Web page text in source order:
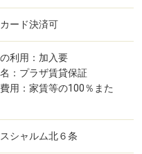
ード決済可
利用：加入要
：プラザ賃貸保証
用：家賃等の100％また
シャルム北６条